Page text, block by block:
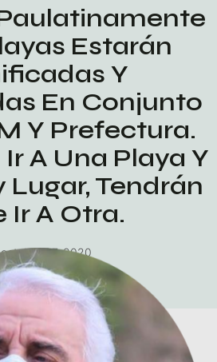
Estarán
Y
En Conjunto
Y Prefectura.
A Una Playa Y
Lugar, Tendrán
Ir A Otra.
octubre 27, 2020